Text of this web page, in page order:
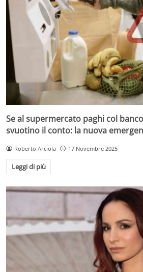
Se al supermercato paghi col
svuotino il conto: la nuova
Roberto Arciola 17 Novembre 2025
Leggi di più